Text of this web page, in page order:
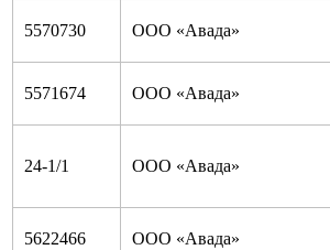
5570730 ООО «Авада»
5571674 ООО «Авада»
24-1/1 ООО «Авада»
5622466 ООО «Авада»